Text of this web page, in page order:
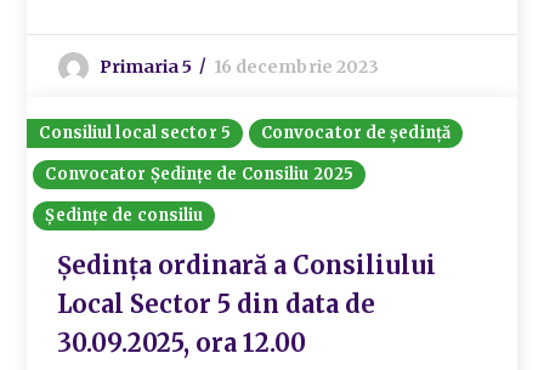
Primaria 5 16 decembrie 2023
Consiliul local sector 5
Convocator de ședință
Convocator Ședințe de Consiliu 2025
Ședințe de consiliu
Ședința ordinară a Consiliului
Local Sector 5 din data de
30.09.2025, ora 12.00